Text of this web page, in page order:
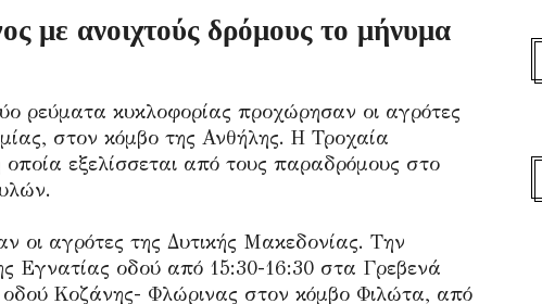
με ανοιχτούς δρόμους το μήνυμα
ρεύματα κυκλοφορίας προχώρησαν οι αγρότες
στον κόμβο της Ανθήλης. Η Τροχαία
εξελίσσεται από τους παραδρόμους στο
οι αγρότες της Δυτικής Μακεδονίας. Την
Εγνατίας οδού από 15:30-16:30 στα Γρεβενά
Κοζάνης- Φλώρινας στον κόμβο Φιλώτα, από